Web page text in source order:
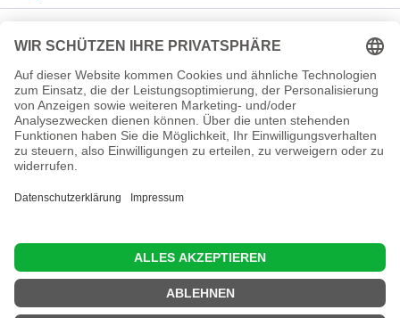
Newsletter
Cookie-Einstellungen Newsletter Reklamation
Kontakt
Versand und Zahlungsbedingungen
Rückgabe
Diese Website benutzt Cookies, die für den technischen Betrieb
erhöhen, der Direktwerbung dienen oder die Interaktion mit
anderen Websites und sozialen Netzwerken vereinfachen
sollen, werden nur mit Ihrer Zustimmung gesetzt.
Mehr Informationen